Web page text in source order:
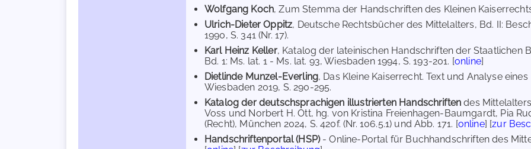
Wolfgang Koch, Zum Stemma der Handschriften des Kleinen
Ulrich-Dieter Oppitz, Deutsche Rechtsbücher des Mittelalters, Bd. II:
1990, S. 341 (Nr. 17).
Karl Heinz Keller, Katalog der lateinischen Handschriften der Staatlichen
Bd. 1: Ms. lat. 1 - Ms. lat. 93, Wiesbaden 1994, S. 193-201. [online]
Dietlinde Munzel-Everling, Das Kleine Kaiserrecht. Text und Analyse
Wiesbaden 2019, S. 290-295.
Katalog der deutschsprachigen illustrierten Handschriften des
Voss und Norbert H. Ott, hg. von Kristina Freienhagen-Baumgardt, Pia
(Recht), München 2024, S. 420f. (Nr. 106.5.1) und Abb. 171. [online] [zur
Handschriftenportal (HSP)- Online-Portal für Buchhandschriften des